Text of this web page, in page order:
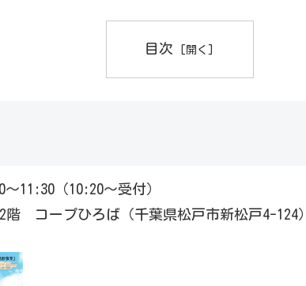
目次
11:30（10:20～受付）
コープひろば（千葉県松戸市新松戸4-124）